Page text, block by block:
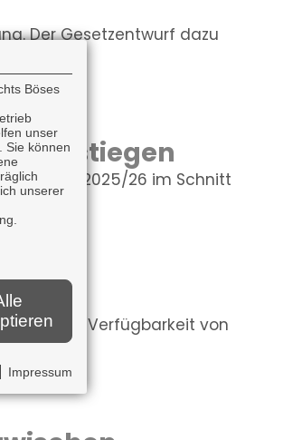
Der Gesetzentwurf dazu
gestiegen
2025/26 im Schnitt
alle. Die Verfügbarkeit von
Böses
unser
Sie können
unserer
Impressum